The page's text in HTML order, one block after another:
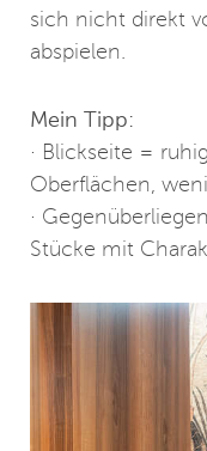
sich nicht direkt
abspielen.
Mein Tipp:
· Blickseite =
Oberflächen,
·
Stücke mit